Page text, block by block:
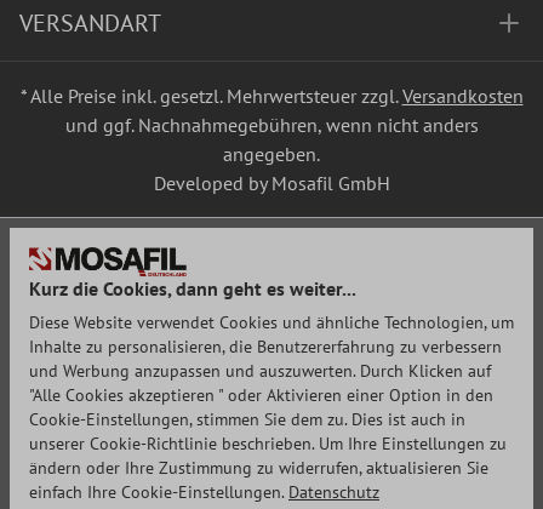
VERSANDART
* Alle Preise inkl. gesetzl. Mehrwertsteuer zzgl.Versandkosten
und ggf. Nachnahmegebühren, wenn nicht anders
angegeben.
Developed by Mosafil GmbH
Kurz die Cookies, dann geht es weiter...
Diese Website verwendet Cookies und ähnliche Technologien, um
Inhalte zu personalisieren, die Benutzererfahrung zu verbessern
und Werbung anzupassen und auszuwerten. Durch Klicken auf
"Alle Cookies akzeptieren " oder Aktivieren einer Option in den
Cookie-Einstellungen, stimmen Sie dem zu. Dies ist auch in
unserer Cookie-Richtlinie beschrieben. Um Ihre Einstellungen zu
ändern oder Ihre Zustimmung zu widerrufen, aktualisieren Sie
einfach Ihre Cookie-Einstellungen. Datenschutz